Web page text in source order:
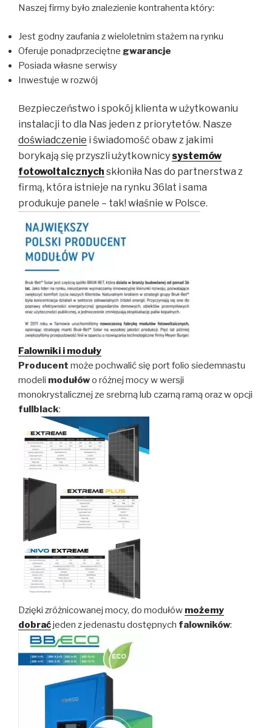
Naszej firmy było znalezienie kontrahenta który:
Jest godny zaufania z wieloletnim stażem na rynku
Oferuje ponadprzeciętne gwarancje
Posiada własne serwisy
Inwestuje w rozwój
Bezpieczeństwo i spokój klienta w użytkowaniu
instalacji to dla Nas jeden z priorytetów. Nasze
doświadczenie i świadomość obaw z jakimi
borykają się przyszli użytkownicysystemów
fotowoltaicznych skłoniła Nas do partnerstwa z
firmą, która istnieje na rynku 36lat i sama
produkuje panele – tak! właśnie w Polsce.
Falowniki i moduły
Producent może pochwalić się port folio siedemnastu
modeli modułówo różnej mocy w wersji
monokrystalicznej ze srebrną lub czarną ramą oraz w opcji
fullblack:
Dzięki zróżnicowanej mocy, do modułów możemy
dobraćjeden z jedenastu dostępnych falowników: